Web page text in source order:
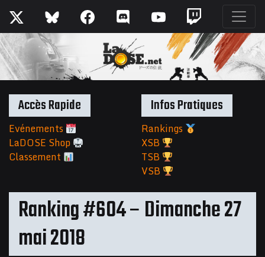
Ranking #604 – Dimanche 27
mai 2018
Accès Rapide
Evénements
LaDOSE Shop
Classement
Infos Pratiques
Rankings
XSB
TSB
VSB